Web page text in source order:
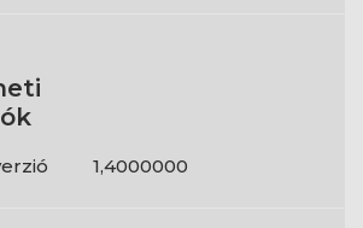
1,4000000